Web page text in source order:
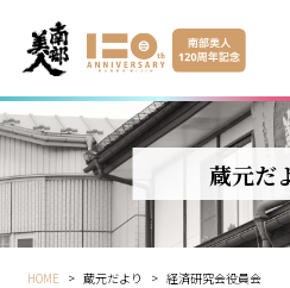
蔵元だ
HOME > 蔵元だより > 経済研究会役員会